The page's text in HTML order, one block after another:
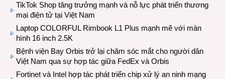
TikTok Shop tăng trưởng mạnh và nỗ lực phát triển thương
mại điện tử tại Việt Nam
Laptop COLORFUL Rimbook L1 Plus mạnh mẽ với màn
hình 16 inch 2.5K
Bệnh viện Bay Orbis trở lại chăm sóc mắt cho người dân
Việt Nam qua sự hợp tác giữa FedEx và Orbis
Fortinet và Intel hợp tác phát triển chip xử lý an ninh mạng